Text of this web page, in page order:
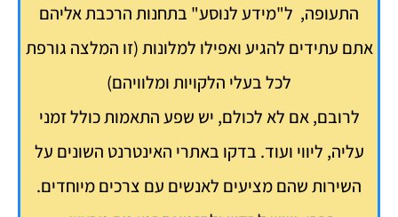
התעופה, ל"מידע לנוסע" בתחנות הרכבת אליהם
אתם עתידים להגיע ואפילו למלונות (זו המלצה גורפת
לכל בעלי הלקויות ומלוויהם)
לרובם, אם לא לכולם, יש שפע התאמות כולל זמני
עליה, ליווי ועוד. בדקו באתרי האינטרנט השונים על
השירות שהם מציעים לאנשים עם צרכים מיוחדים.